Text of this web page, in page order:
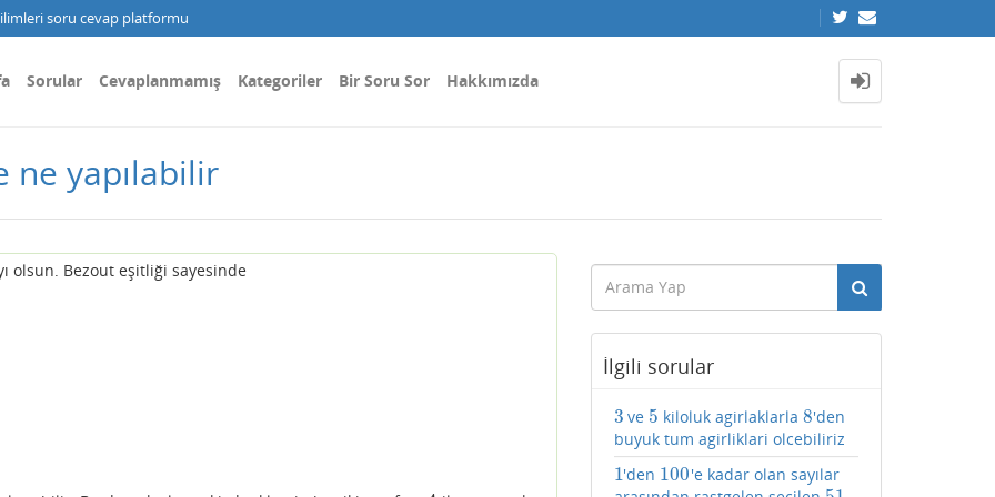
soru cevap platformu
Sorular Cevaplanmamış Kategoriler Bir Soru Sor Hakkımızda
ne yapılabilir
olsun. Bezout eşitliği sayesinde
İlgili sorular
3
3 ve 5
5 kiloluk agirlaklarla8
8'den
buyuk tum agirliklari olcebiliriz
1
1'den 100
100 'e kadar olan sayılar